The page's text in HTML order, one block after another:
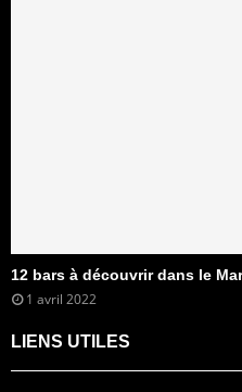
12 bars à découvrir dans le
1 avril 2022
LIENS UTILES